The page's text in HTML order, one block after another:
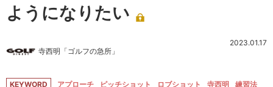
ようになりたい
寺西明「ゴルフの急所」
2023.01.17
KEYWORD アプローチ ピッチショット ロブショット 寺西明 練習法